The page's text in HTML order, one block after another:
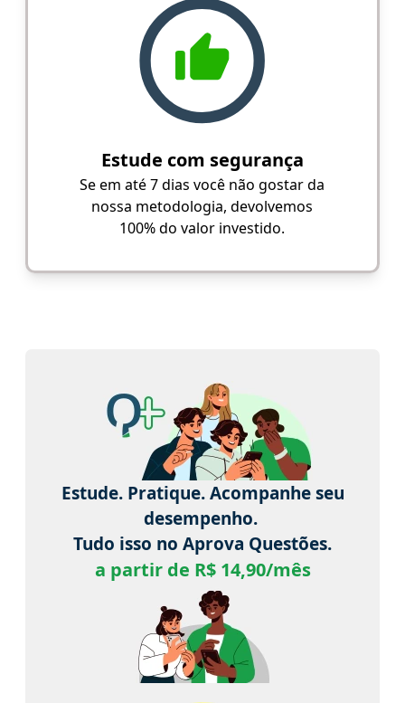
Estude com segurança
Se em até 7 dias você não gostar da
nossa metodologia, devolvemos
100% do valor investido.
Estude. Pratique. Acompanhe seu
desempenho.
Tudo isso no Aprova Questões.
a partir de R$ 14,90/mês